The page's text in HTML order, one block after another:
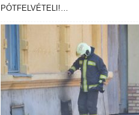
PÓTFELVÉTELI!…